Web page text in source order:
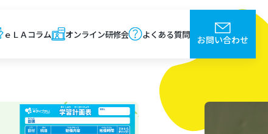
ｅＬＡコラム オンライン研修会 よくある質問 お問い合わせ